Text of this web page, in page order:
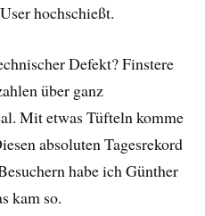
hochschießt.
Defekt? Finstere
über ganz
Mit etwas Tüfteln komme
absoluten Tagesrekord
habe ich Günther
kam so.